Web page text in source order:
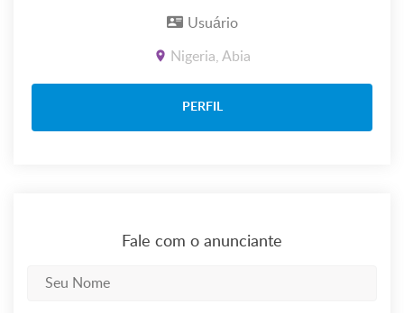
Usuário
Nigeria, Abia
PERFIL
Fale com o anunciante